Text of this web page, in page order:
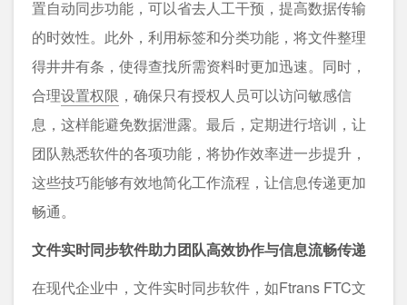
置自动同步功能，可以省去人工干预，提高数据传输
的时效性。此外，利用标签和分类功能，将文件整理
得井井有条，使得查找所需资料时更加迅速。同时，
合理设置权限 ，确保只有授权人员可以访问敏感信
息，这样能避免数据泄露。最后，定期进行培训，让
团队熟悉软件的各项功能，将协作效率进一步提升，
这些技巧能够有效地简化工作流程，让信息传递更加
畅通。
文件实时同步软件助力团队高效协作与信息流畅传递
在现代企业中，文件实时同步软件，如Ftrans FTC文